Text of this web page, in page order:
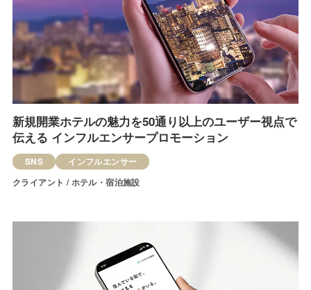
新規開業ホテルの魅力を50通り以上のユーザー視点で
伝える インフルエンサープロモーション
SNS
インフルエンサー
クライアント / ホテル・宿泊施設